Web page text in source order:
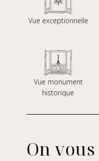
Vue exceptionnelle
Vue monument
historique
On vous